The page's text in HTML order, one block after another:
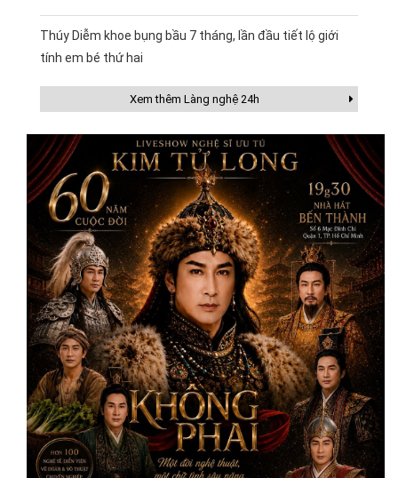
Thúy Diễm khoe bụng bầu 7 tháng, lần đầu tiết lộ giới
tính em bé thứ hai
Xem thêm Làng nghệ 24h